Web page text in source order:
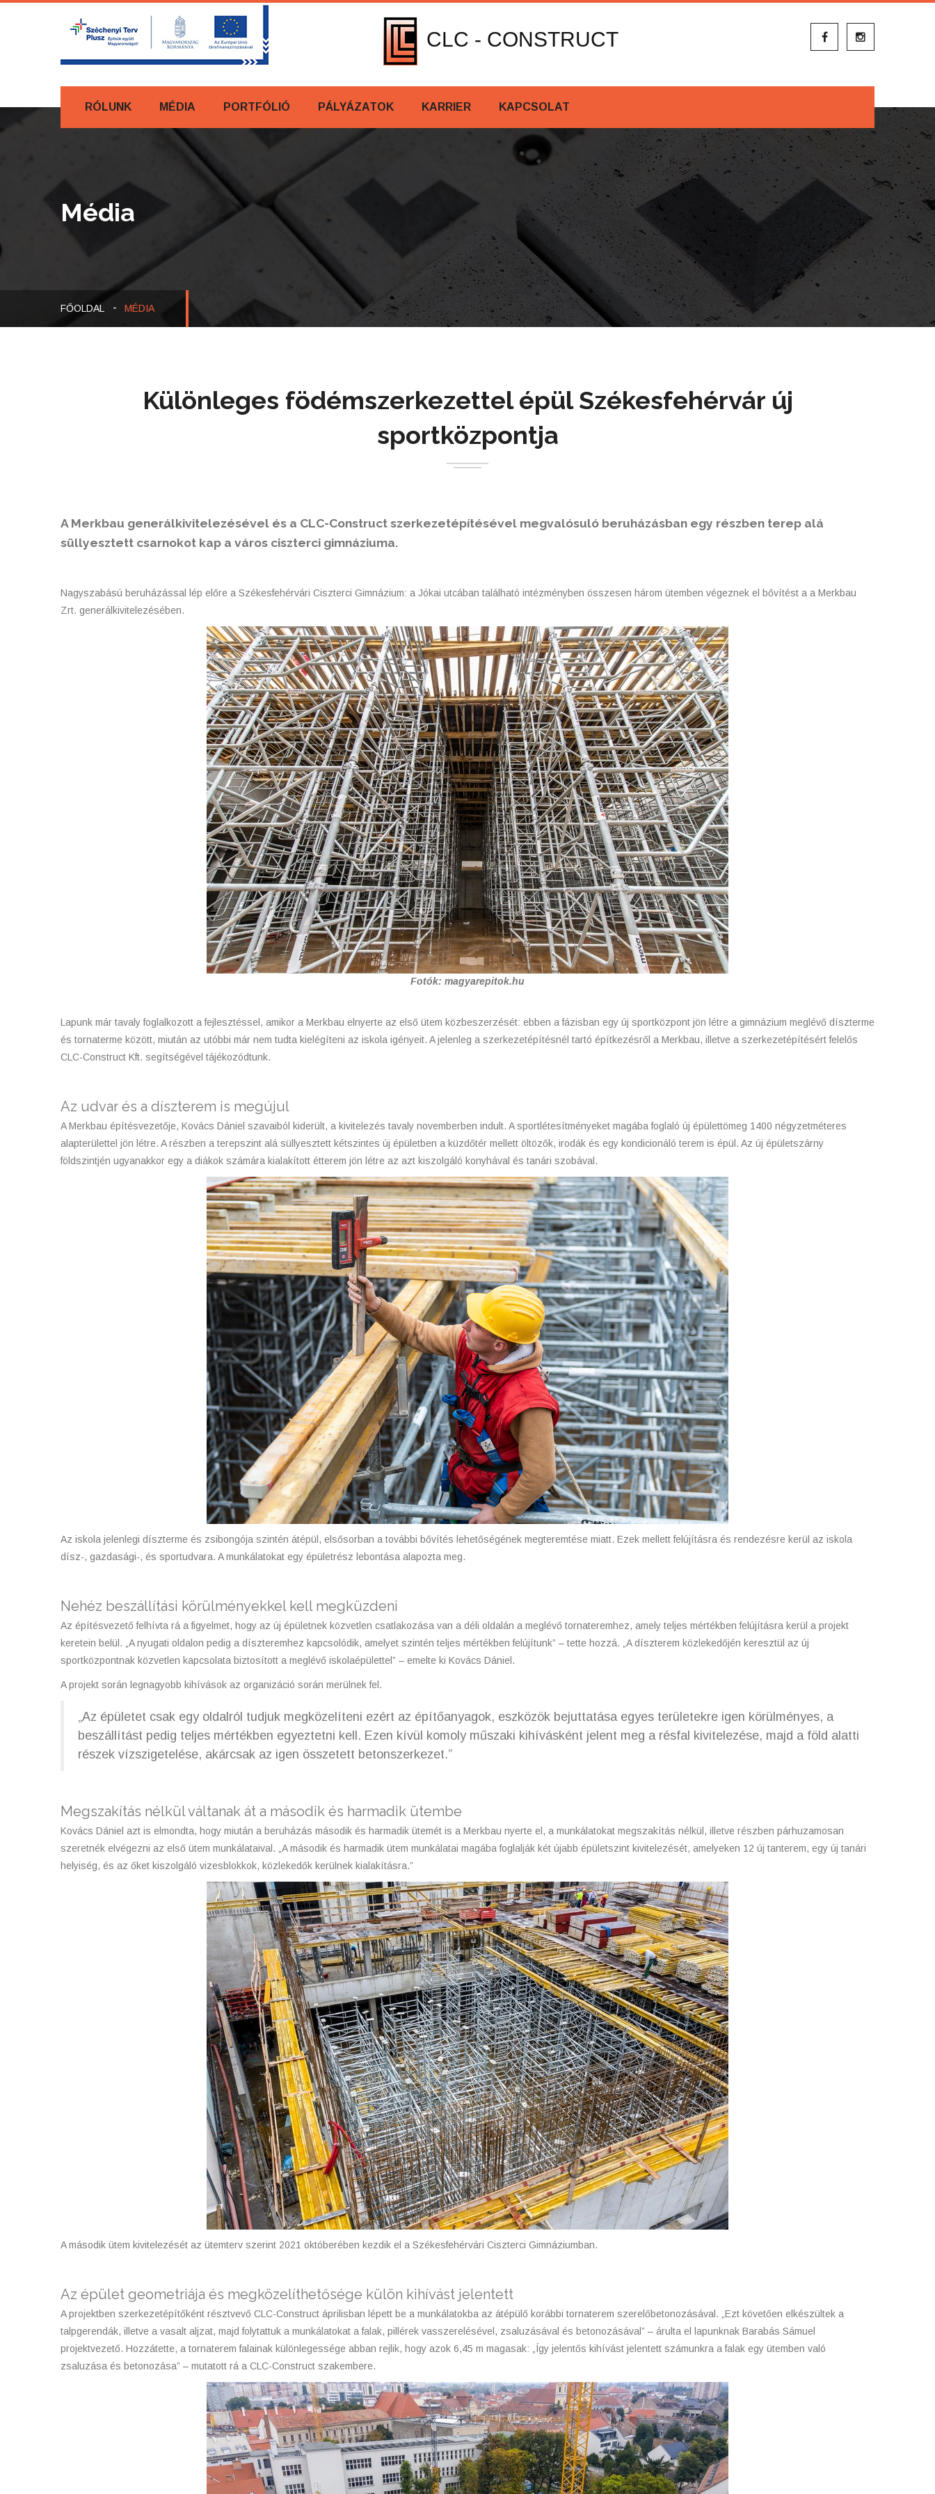
CLC - CONSTRUCT
RÓLUNK MÉDIA PORTFÓLIÓ PÁLYÁZATOK KARRIER KAPCSOLAT
Média
FŐOLDAL MÉDIA
Különleges födémszerkezettel épül Székesfehérvár új
sportközpontja
A Merkbau generálkivitelezésével és a CLC-Construct szerkezetépítésével megvalósuló beruházásban egy részben terep alá
süllyesztett csarnokot kap a város ciszterci gimnáziuma.
Nagyszabású beruházással lép előre a Székesfehérvári Ciszterci Gimnázium: a Jókai utcában található intézményben összesen három ütemben végeznek el bővítést a a Merkbau
Zrt. generálkivitelezésében.
Fotók: magyarepitok.hu
Lapunk már tavaly foglalkozott a fejlesztéssel, amikor a Merkbau elnyerte az első ütem közbeszerzését: ebben a fázisban egy új sportközpont jön létre a gimnázium meglévő díszterme
és tornaterme között, miután az utóbbi már nem tudta kielégíteni az iskola igényeit. A jelenleg a szerkezetépítésnél tartó építkezésről a Merkbau, illetve a szerkezetépítésért felelős
CLC-Construct Kft. segítségével tájékozódtunk.
Az udvar és a díszterem is megújul
A Merkbau építésvezetője, Kovács Dániel szavaiból kiderült, a kivitelezés tavaly novemberben indult. A sportlétesítményeket magába foglaló új épülettömeg 1400 négyzetméteres
alapterülettel jön létre. A részben a terepszint alá süllyesztett kétszintes új épületben a küzdőtér mellett öltözők, irodák és egy kondicionáló terem is épül. Az új épületszárny
földszintjén ugyanakkor egy a diákok számára kialakított étterem jön létre az azt kiszolgáló konyhával és tanári szobával.
Az iskola jelenlegi díszterme és zsibongója szintén átépül, elsősorban a további bővítés lehetőségének megteremtése miatt. Ezek mellett felújításra és rendezésre kerül az iskola
dísz-, gazdasági-, és sportudvara. A munkálatokat egy épületrész lebontása alapozta meg.
Nehéz beszállítási körülményekkel kell megküzdeni
Az építésvezető felhívta rá a figyelmet, hogy az új épületnek közvetlen csatlakozása van a déli oldalán a meglévő tornateremhez, amely teljes mértékben felújításra kerül a projekt
keretein belül. „A nyugati oldalon pedig a díszteremhez kapcsolódik, amelyet szintén teljes mértékben felújítunk” – tette hozzá. „A díszterem közlekedőjén keresztül az új
sportközpontnak közvetlen kapcsolata biztosított a meglévő iskolaépülettel” – emelte ki Kovács Dániel.
A projekt során legnagyobb kihívások az organizáció során merülnek fel.
„Az épületet csak egy oldalról tudjuk megközelíteni ezért az építőanyagok, eszközök bejuttatása egyes területekre igen körülményes, a
beszállítást pedig teljes mértékben egyeztetni kell. Ezen kívül komoly műszaki kihívásként jelent meg a résfal kivitelezése, majd a föld alatti
részek vízszigetelése, akárcsak az igen összetett betonszerkezet.”
Megszakítás nélkül váltanak át a második és harmadik ütembe
Kovács Dániel azt is elmondta, hogy miután a beruházás második és harmadik ütemét is a Merkbau nyerte el, a munkálatokat megszakítás nélkül, illetve részben párhuzamosan
szeretnék elvégezni az első ütem munkálataival. „A második és harmadik ütem munkálatai magába foglalják két újabb épületszint kivitelezését, amelyeken 12 új tanterem, egy új tanári
helyiség, és az őket kiszolgáló vizesblokkok, közlekedők kerülnek kialakításra.”
A második ütem kivitelezését az ütemterv szerint 2021 októberében kezdik el a Székesfehérvári Ciszterci Gimnáziumban.
Az épület geometriája és megközelíthetősége külön kihívást jelentett
A projektben szerkezetépítőként résztvevő CLC-Construct áprilisban lépett be a munkálatokba az átépülő korábbi tornaterem szerelőbetonozásával. „Ezt követően elkészültek a
talpgerendák, illetve a vasalt aljzat, majd folytattuk a munkálatokat a falak, pillérek vasszerelésével, zsaluzásával és betonozásával” – árulta el lapunknak Barabás Sámuel
projektvezető. Hozzátette, a tornaterem falainak különlegessége abban rejlik, hogy azok 6,45 m magasak: „Így jelentős kihívást jelentett számunkra a falak egy ütemben való
zsaluzása és betonozása” – mutatott rá a CLC-Construct szakembere.